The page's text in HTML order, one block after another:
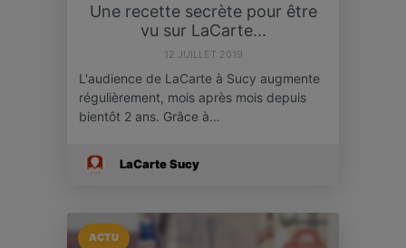
Une recette secrète pour être
vu sur LaCarte...
12 JUILLET 2019
L'audience de LaCarte à Sucy augmente
régulièrement, mois après mois depuis
bientôt 2 ans. Grâce à…
LaCarte Sucy
ACTU